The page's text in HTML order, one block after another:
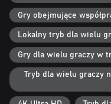
Gry obejmujące
Lokalny tryb dla wielu
Gry dla wielu graczy w
Tryb dla wielu graczy